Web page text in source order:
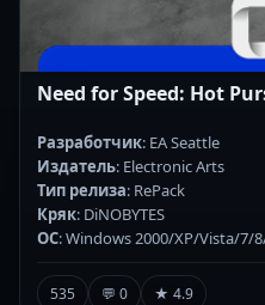
Need for Speed: Hot
Разработчик: EA Seattle
Издатель: Electronic Arts
Тип релиза: RePack
Кряк: DiNOBYTES
ОС: Windows 2000/XP/Vista/7/
535 💬 0 ★ 4.9